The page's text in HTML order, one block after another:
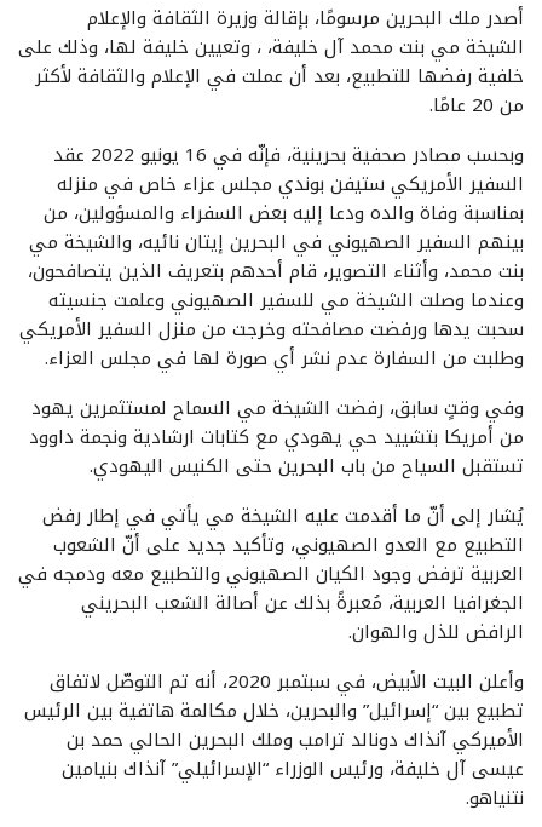
أصدر ملك البحرين مرسومًا، بإقالة وزيرة الثقافة والإعلام
الشيخة مي بنت محمد آل خليفة، ، وتعيين خليفة لها، وذلك على
خلفية رفضها للتطبيع، بعد أن عملت في الإعلام والثقافة لأكثر
من 20 عامًا.
وبحسب مصادر صحفية بحرينية، فإنّه في 16 يونيو 2022 عقد
السفير الأمريكي ستيفن بوندي مجلس عزاء خاص في منزله
بمناسبة وفاة والده ودعا إليه بعض السفراء والمسؤولين، من
بينهم السفير الصهيوني في البحرين إيتان نائيه، والشيخة مي
بنت محمد، وأثناء التصوير، قام أحدهم بتعريف الذين يتصافحون،
وعندما وصلت الشيخة مي للسفير الصهيوني وعلمت جنسيته
سحبت يدها ورفضت مصافحته وخرجت من منزل السفير الأمريكي
وطلبت من السفارة عدم نشر أي صورة لها في مجلس العزاء.
وفي وقتٍ سابق، رفضت الشيخة مي السماح لمستثمرين يهود
من أمريكا بتشييد حي يهودي مع كتابات ارشادية ونجمة داوود
تستقبل السياح من باب البحرين حتى الكنيس اليهودي.
يُشار إلى أنّ ما أقدمت عليه الشيخة مي يأتي في إطار رفض
التطبيع مع العدو الصهيوني، وتأكيد جديد على أنّ الشعوب
العربية ترفض وجود الكيان الصهيوني والتطبيع معه ودمجه في
الجغرافيا العربية، مُعبرةً بذلك عن أصالة الشعب البحريني
الرافض للذل والهوان.
وأعلن البيت الأبيض، في سبتمبر 2020، أنه تم التوصّل لاتفاق
تطبيع بين “إسرائيل” والبحرين، خلال مكالمة هاتفية بين الرئيس
الأميركي آنذاك دونالد ترامب وملك البحرين الحالي حمد بن
عيسى آل خليفة، ورئيس الوزراء “الإسرائيلي” آنذاك بنيامين
نتنياهو.